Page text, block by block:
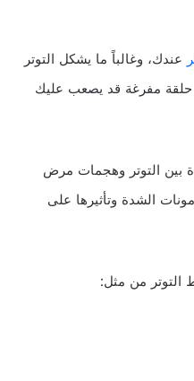
عندك، وغالباً ما يشكل التوتر
حلقة مفرغة قد يصعب عليك
بين التوتر وهجمات مرض
الشدة وتأثيرها على
من مثل: